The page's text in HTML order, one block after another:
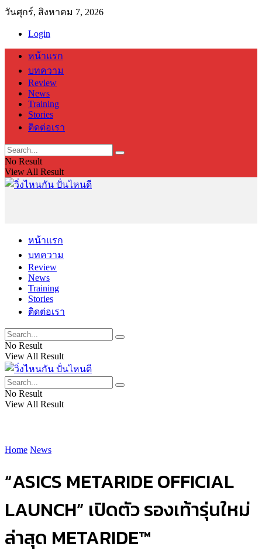
วันศุกร์, สิงหาคม 7, 2026
Login
หน้าแรก
บทความ
Review
News
Training
Stories
ติดต่อเรา
No Result
View All Result
หน้าแรก
บทความ
Review
News
Training
Stories
ติดต่อเรา
No Result
View All Result
No Result
View All Result
Home News
“ASICS METARIDE OFFICIAL
LAUNCH” เปิดตัว รองเท้ารุ่นใหม่
ล่าสุด METARIDE™